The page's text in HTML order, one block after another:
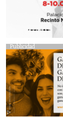
Publicidad